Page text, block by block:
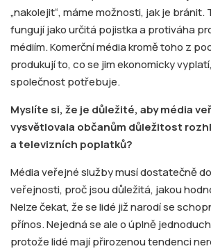
„nakolejit“, máme možnosti, jak je bránit.
fungují jako určitá pojistka a protiváha
médiím. Komerční média kromě toho z
produkují to, co se jim ekonomicky
společnost potřebuje.
Myslíte si, že je důležité, aby média
vysvětlovala občanům důležitost
a televizních poplatků?
Média veřejné služby musí dostatečně
veřejnosti, proč jsou důležitá, jakou
Nelze čekat, že se lidé již narodí se
přínos. Nejedná se ale o úplně
protože lidé mají přirozenou tendenci